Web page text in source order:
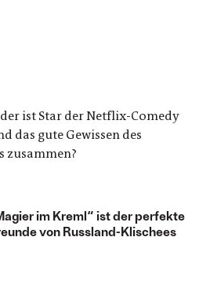
ist Star der Netflix-Comedy
das gute Gewissen des
zusammen?
im Kreml“ ist der perfekte
von Russland-Klischees